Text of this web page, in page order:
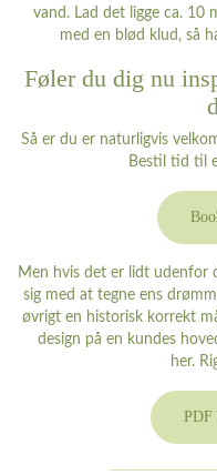
vand. Lad det ligge ca. 10
med en blød klud, så
Føler du dig nu
Så er du er naturligvis
Bestil tid til
Men hvis det er lidt udenfor
sig med at tegne ens
øvrigt en historisk korrekt
design på en kundes
her.
PDF